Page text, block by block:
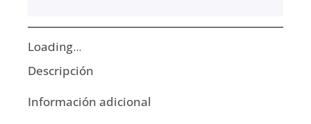
Loading...
Descripción
Información adicional